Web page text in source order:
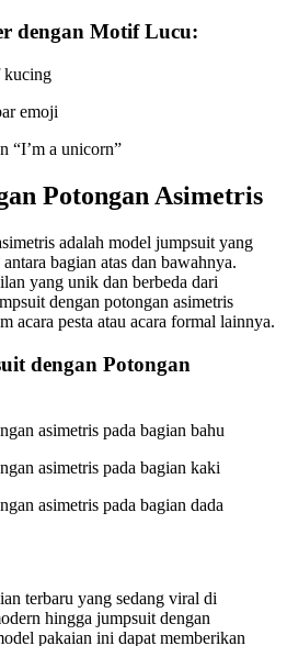
dengan Motif Lucu:
kucing
emoji
“I’m a unicorn”
Potongan Asimetris
adalah model jumpsuit yang
bagian atas dan bawahnya.
yang unik dan berbeda dari
dengan potongan asimetris
acara pesta atau acara formal lainnya.
dengan Potongan
asimetris pada bagian bahu
asimetris pada bagian kaki
asimetris pada bagian dada
terbaru yang sedang viral di
hingga jumpsuit dengan
pakaian ini dapat memberikan